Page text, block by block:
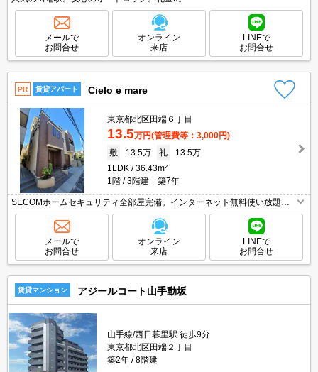
メールで
お問合せ
オンライン
来店
LINEで
お問合せ
PR 賃貸アパート Cielo e mare
東京都北区田端６丁目
13.5万円(管理費等：3,000円)
敷
13.5万 礼
13.5万
1LDK
36.43m²
1階
3階建 築7年
SECOMホームセキュリティ全部屋完備。インターネット無料使い放題。
角部屋。当店の専属募集物件。引越指定業者あり。保証会社加入要(初回月
額総額50%、月次月額総額2%)。
メールで
お問合せ
オンライン
来店
LINEで
お問合せ
賃貸マンション アジールコート山手動坂
山手線/西日暮里駅 徒歩9分
東京都北区田端２丁目
築2年
8階建